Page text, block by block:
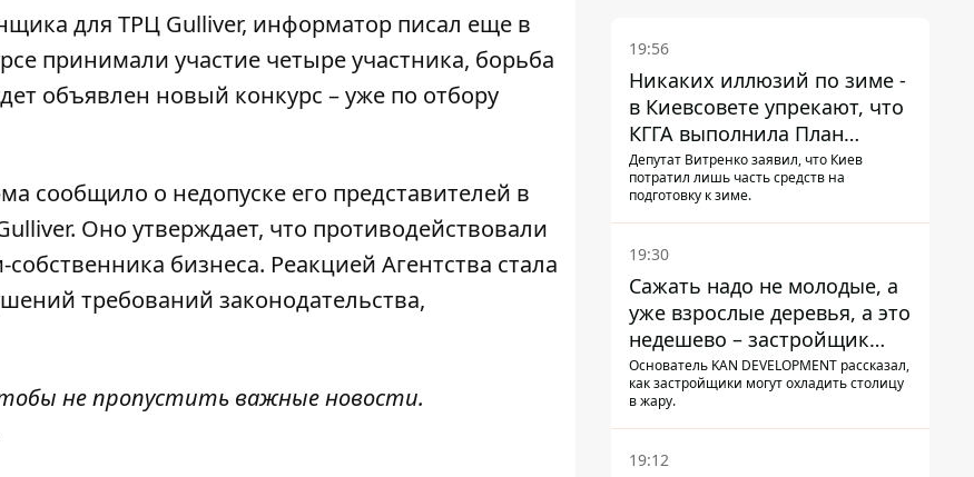
для ТРЦ Gulliver, информатор писал еще в
принимали участие четыре участника, борьба
объявлен новый конкурс – уже по отбору
сообщило о недопуске его представителей в
Оно утверждает, что противодействовали
бизнеса. Реакцией Агентства стала
требований законодательства,
не пропустить важные новости.
19:56
Никаких иллюзий по зиме -
в Киевсовете упрекают, что
КГГА выполнила План
устойчивости на 20%
Депутат Витренко заявил, что Киев
потратил лишь часть средств на
подготовку к зиме.
19:30
Сажать надо не молодые, а
уже взрослые деревья, а это
недешево – застройщик
Никонов
Основатель KAN DEVELOPMENT рассказал,
как застройщики могут охладить столицу
в жару.
19:12